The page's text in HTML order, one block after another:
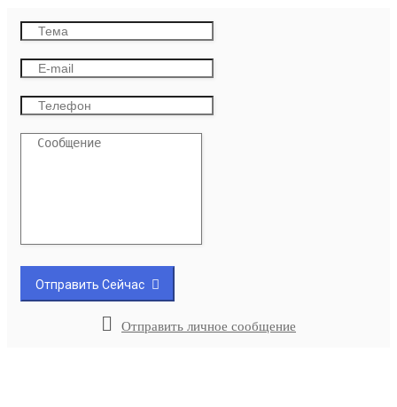
Отправить Сейчас
Отправить личное сообщение